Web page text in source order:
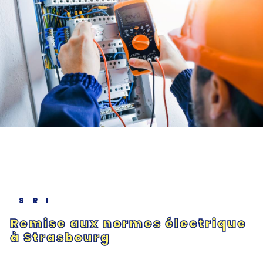
SRI
Remise aux normes électrique
à Strasbourg